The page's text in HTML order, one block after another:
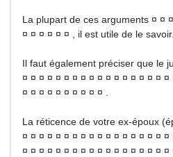
La plupart de ces arguments ¤ ¤
¤ ¤ ¤ ¤ ¤ ¤ , il est utile de le savoir.
Il faut également préciser que le
¤ ¤ ¤ ¤ ¤ ¤ ¤ ¤ ¤ ¤ ¤ ¤ ¤ ¤ ¤ ¤ ¤
¤ ¤ ¤ ¤ ¤ ¤ ¤ ¤ ¤ ¤ .
La réticence de votre ex-époux
¤ ¤ ¤ ¤ ¤ ¤ ¤ ¤ ¤ ¤ ¤ ¤ ¤ ¤ ¤ ¤ ¤
¤ ¤ ¤ ¤ ¤ ¤ ¤ ¤ ¤ ¤ ¤ ¤ ¤ ¤ ¤ ¤ ¤ ¤